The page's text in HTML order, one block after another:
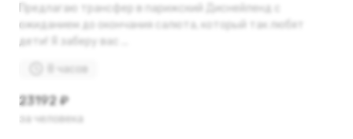
Предлагаю трансфер в парижский Диснейленд с
ожиданием до окончания салюта, который так любят
дети! Я заберу вас ...
8 часов
23192 ₽
за человека